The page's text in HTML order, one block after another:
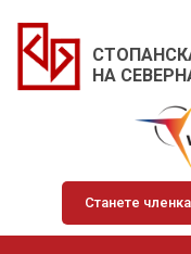
НА
Станете членка